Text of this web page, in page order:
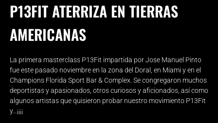
P13FIT ATERRIZA EN TIERRAS
AMERICANAS
La primera masterclass P13Fit impartida por Jose Manuel Pinto
fue este pasado noviembre en la zona del Doral, en Miami y en el
Champions Florida Sport Bar & Complex. Se congregaron muchos
deportistas y apasionados, otros curiosos y aficionados, así como
algunos artistas que quisieron probar nuestro movimiento P13Fit
y…¡¡¡¡